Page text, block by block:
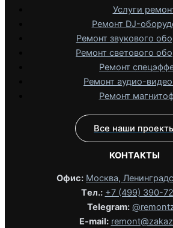
Услуги
Ремонт DJ-
Ремонт звукового
Ремонт светового
Ремонт
Ремонт аудио-
Ремонт
Все наши
КОНТАКТЫ
Офис: Москва,
Tел.: +7 (499) 390-
Telegram:
E-mail: